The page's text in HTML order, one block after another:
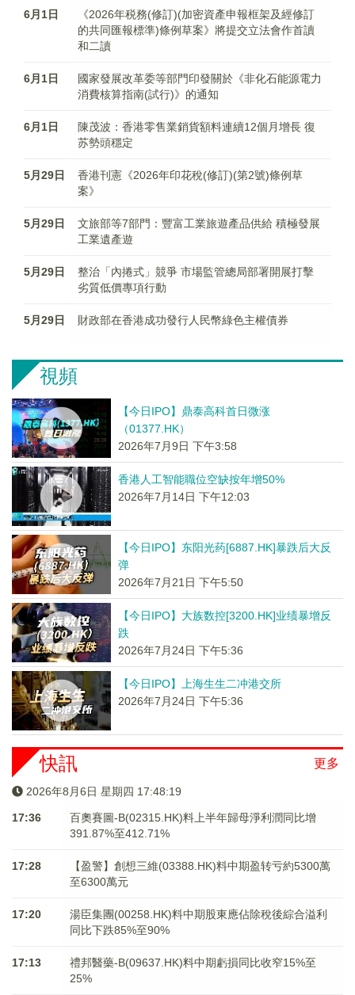
6月1日
《2026年税務(修訂)(加密資產申報框架及經修訂
的共同匯報標準)條例草案》將提交立法會作首讀
和二讀
6月1日
國家發展改革委等部門印發關於《非化石能源電力
消費核算指南(試行)》的通知
6月1日
陳茂波：香港零售業銷貨額料連續12個月增長 復
苏勢頭穩定
5月29日
香港刊憲《2026年印花稅(修訂)(第2號)條例草
案》
5月29日
文旅部等7部門：豐富工業旅遊產品供給 積極發展
工業遺產遊
5月29日
整治「內捲式」競爭 市場監管總局部署開展打擊
劣質低價專項行動
5月29日 財政部在香港成功發行人民幣綠色主權債券
視頻
【今日IPO】鼎泰高科首日微涨
（01377.HK）
2026年7月9日 下午3:58
香港人工智能職位空缺按年增50%
2026年7月14日 下午12:03
【今日IPO】东阳光药[6887.HK]暴跌后大反
弹
2026年7月21日 下午5:50
【今日IPO】大族数控[3200.HK]业绩暴增反
跌
2026年7月24日 下午5:36
【今日IPO】上海生生二冲港交所
2026年7月24日 下午5:36
更多
快訊
2026年8月6日 星期四 17:48:19
17:36
百奧賽圖-B(02315.HK)料上半年歸母淨利潤同比增
391.87%至412.71%
17:28
【盈警】創想三維(03388.HK)料中期盈转亏約5300萬
至6300萬元
17:20
湯臣集團(00258.HK)料中期股東應佔除稅後綜合溢利
同比下跌85%至90%
17:13
禮邦醫藥-B(09637.HK)料中期虧損同比收窄15%至
25%